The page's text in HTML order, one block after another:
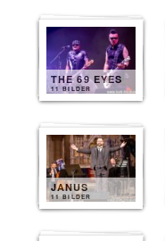
THE 69 EYES
11 BILDER
JANUS
11 BILDER